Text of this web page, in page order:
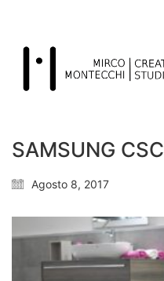
SAMSUNG CSC
Agosto 8, 2017